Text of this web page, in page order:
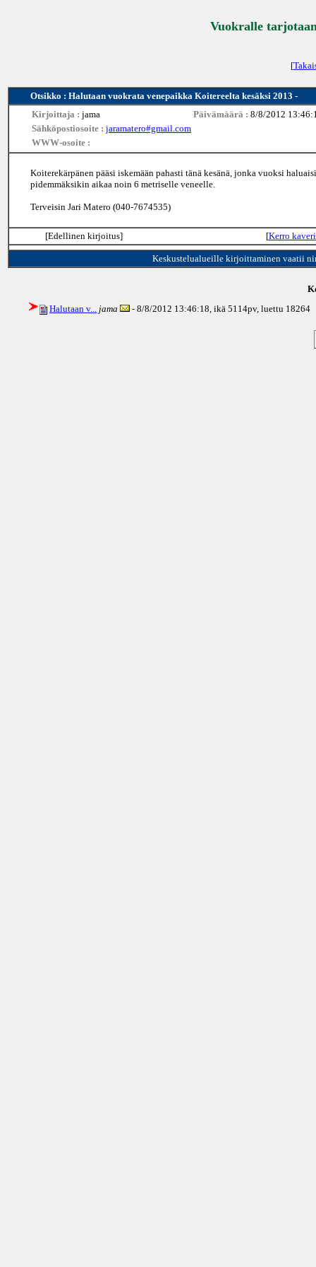
Vuokralle
[
Otsikko : Halutaan vuokrata venepaikka Koitereelta kesäksi 2013 -
Kirjoittaja : jama Päivämäärä : 8/8/2012
Sähköpostiosoite : jaramatero#gmail.com
WWW-osoite :
Koiterekärpänen pääsi iskemään pahasti tänä kesänä, jonka vuoksi
pidemmäksikin aikaa noin 6 metriselle veneelle.
Terveisin Jari Matero (040-7674535)
[Edellinen kirjoitus] [Kerro
Keskustelualueille kirjoittaminen vaatii
Halutaan v... jama - 8/8/2012 13:46:18, ikä 5114pv, luettu 18264